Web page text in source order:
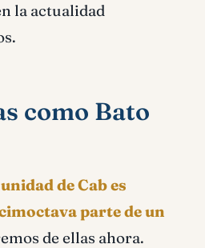
la actualidad
como Bato
de Cab es
parte de un
de ellas ahora.